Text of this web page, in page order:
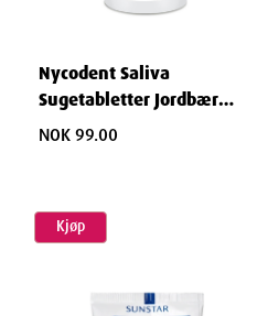
Nycodent Saliva
Sugetabletter Jordbær
100stk
NOK 99.00
Kjøp